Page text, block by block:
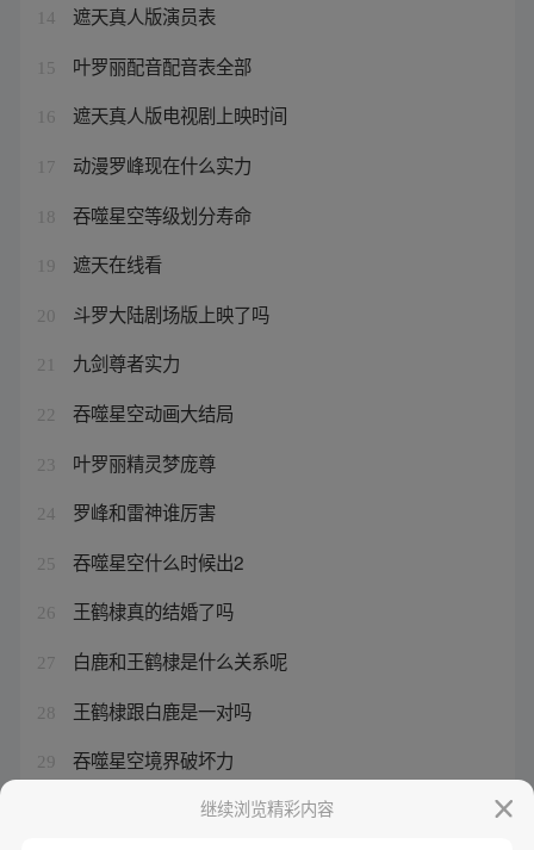
14 遮天真人版演员表
15 叶罗丽配音配音表全部
16 遮天真人版电视剧上映时间
17 动漫罗峰现在什么实力
18 吞噬星空等级划分寿命
19 遮天在线看
20 斗罗大陆剧场版上映了吗
21 九剑尊者实力
22 吞噬星空动画大结局
23 叶罗丽精灵梦庞尊
24 罗峰和雷神谁厉害
25 吞噬星空什么时候出2
26 王鹤棣真的结婚了吗
27 白鹿和王鹤棣是什么关系呢
28 王鹤棣跟白鹿是一对吗
29 吞噬星空境界破坏力
叶罗丽人物配音演员表继续浏览精彩内容